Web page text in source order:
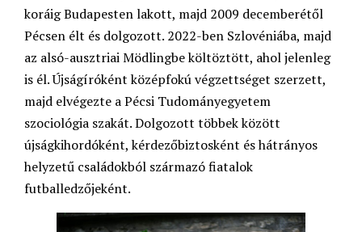
koráig Budapesten lakott, majd 2009 decemberétől
Pécsen élt és dolgozott. 2022-ben Szlovéniába, majd
az alsó-ausztriai Mödlingbe költöztött, ahol jelenleg
is él. Újságíróként középfokú végzettséget szerzett,
majd elvégezte a Pécsi Tudományegyetem
szociológia szakát. Dolgozott többek között
újságkihordóként, kérdezőbiztosként és hátrányos
helyzetű családokból származó fiatalok
futballedzőjeként.